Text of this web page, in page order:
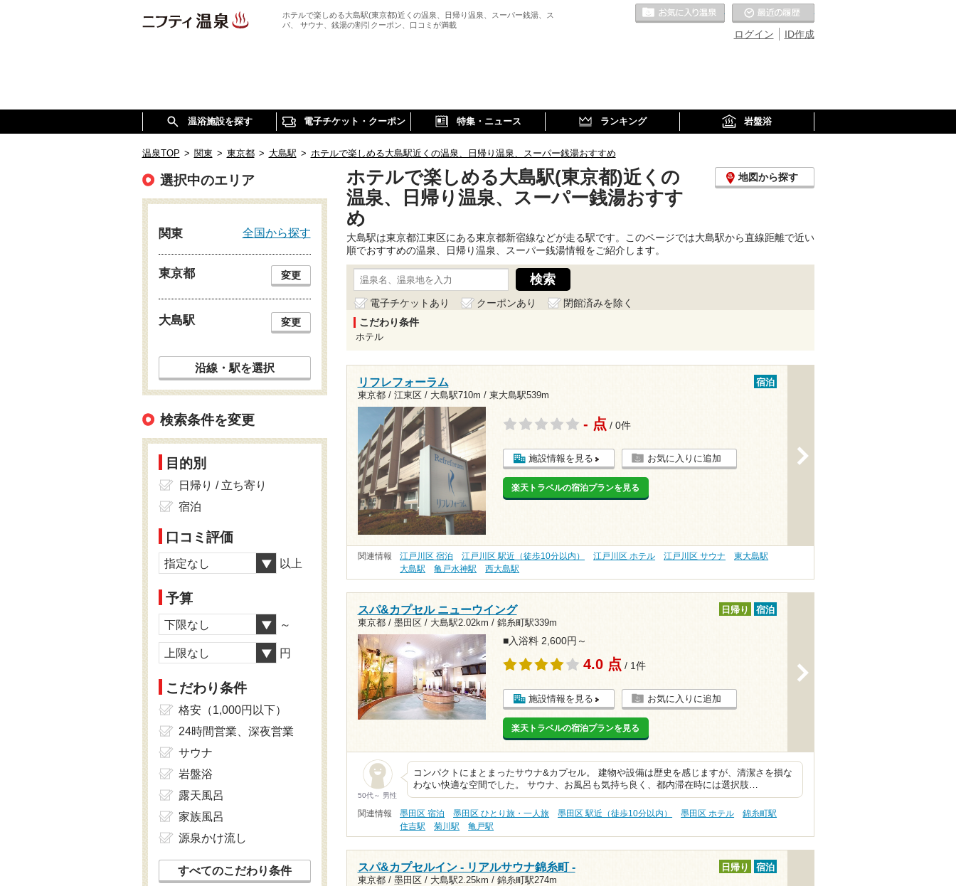
ホテルで楽しめる大島駅(東京都)近くの温泉、日帰り温泉、スーパー銭湯、ス
パ、 サウナ、銭湯の割引クーポン、口コミが満載
ID作成
ログイン
お気に入りの温泉
温浴施設を探す 電子チケット・クーポン 特集・ニュース ランキング 岩盤浴
温泉TOP > 関東 > 東京都 > 大島駅 > ホテルで楽しめる大島駅近くの温泉、日帰り温泉、スーパー銭湯おすすめ
ホテルで楽しめる大島駅(東京都)近くの
温泉、日帰り温泉、スーパー銭湯おすす
め
地図から探す
大島駅は東京都江東区にある東京都新宿線などが走る駅です。このページでは大島駅から直線距離で近い
順でおすすめの温泉、日帰り温泉、スーパー銭湯情報をご紹介します。
電子チケットあり クーポンあり
閉館済みを除く
こだわり条件
ホテル
リフレフォーラム
東京都 / 江東区 / 大島駅710m / 東大島駅539m
宿泊
- 点 / 0件
施設情報を見る お気に入りに追加
楽天トラベルの宿泊プランを見る
関連情報 江戸川区 宿泊 江戸川区 駅近（徒歩10分以内） 江戸川区 ホテル 江戸川区 サウナ
東大島駅
大島駅
亀戸水神駅 西大島駅
スパ&カプセル ニューウイング
東京都 / 墨田区 / 大島駅2.02km / 錦糸町駅339m
日帰り 宿泊
■入浴料 2,600円～
4.0 点 / 1件
施設情報を見る お気に入りに追加
楽天トラベルの宿泊プランを見る
50代～ 男性
コンパクトにまとまったサウナ&カプセル。 建物や設備は歴史を感じますが、清潔さを損な
わない快適な空間でした。 サウナ、お風呂も気持ち良く、都内滞在時には選択肢…
関連情報 墨田区 宿泊 墨田区 ひとり旅・一人旅 墨田区 駅近（徒歩10分以内） 墨田区 ホテル
錦糸町駅
住吉駅
菊川駅 亀戸駅
スパ&カプセルイン - リアルサウナ錦糸町 -
東京都 / 墨田区 / 大島駅2.25km / 錦糸町駅274m
日帰り 宿泊
選択中のエリア
関東 全国から探す
東京都 変更
大島駅 変更
沿線・駅を選択
検索条件を変更
目的別
日帰り / 立ち寄り
宿泊
口コミ評価
指定なし 以上
予算
下限なし ～
上限なし 円
こだわり条件
格安（1,000円以下）
24時間営業、深夜営業
サウナ
岩盤浴
露天風呂
家族風呂
源泉かけ流し
すべてのこだわり条件